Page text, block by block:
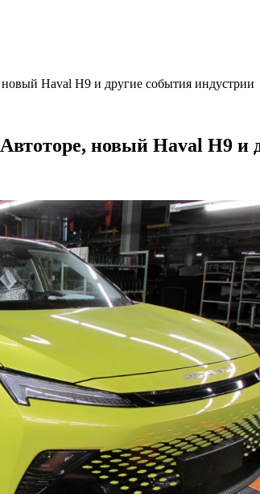
Haval H9 и другие события индустрии
новый Haval H9 и